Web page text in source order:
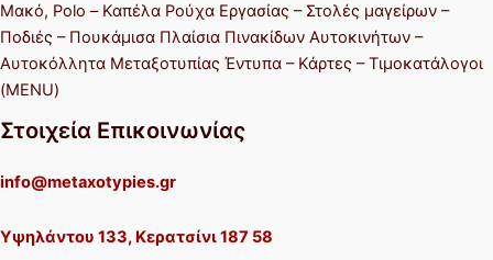
Μακό, Polo – Καπέλα Ρούχα Εργασίας – Στολές μαγείρων –
Ποδιές – Πουκάμισα Πλαίσια Πινακίδων Αυτοκινήτων –
Αυτοκόλλητα Μεταξοτυπίας Έντυπα – Κάρτες – Τιμοκατάλογοι
(MENU)
Στοιχεία Επικοινωνίας
info@metaxotypies.gr
Υψηλάντου 133, Κερατσίνι 187 58